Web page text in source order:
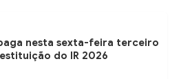
nesta sexta-feira terceiro
do IR 2026